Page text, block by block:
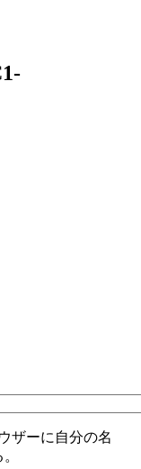
ザーに自分の名